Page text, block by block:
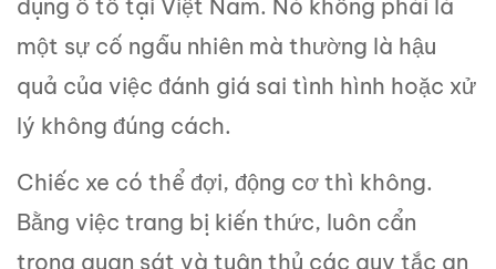
dụng ô tô tại Việt Nam. Nó không phải là
một sự cố ngẫu nhiên mà thường là hậu
quả của việc đánh giá sai tình hình hoặc xử
lý không đúng cách.
Chiếc xe có thể đợi, động cơ thì không.
Bằng việc trang bị kiến thức, luôn cẩn
trọng quan sát và tuân thủ các quy tắc an